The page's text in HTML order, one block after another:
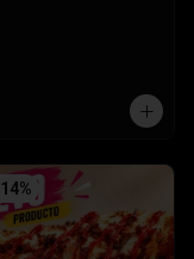
14%